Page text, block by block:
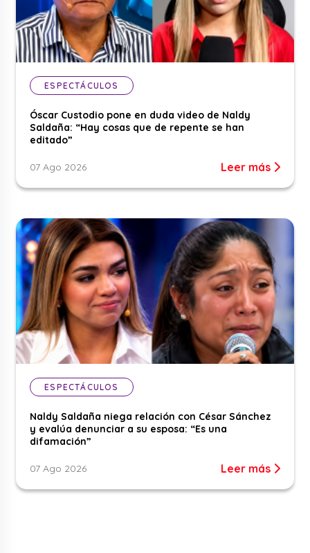
ESPECTÁCULOS
Óscar Custodio pone en duda video de Naldy
Saldaña: “Hay cosas que de repente se han
editado”
07 Ago 2026 Leer más
ESPECTÁCULOS
Naldy Saldaña niega relación con César Sánchez
y evalúa denunciar a su esposa: “Es una
difamación”
07 Ago 2026 Leer más